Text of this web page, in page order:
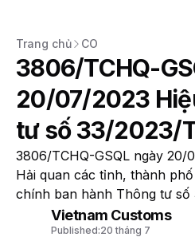
Trang chủ CO
3806/TCHQ-
20/07/2023
tư số 33/2023/
3806/TCHQ-GSQL ngày 20/
Hải quan các tỉnh, thành
chính ban hành Thông tư số
Vietnam Customs
Published:20 tháng 7